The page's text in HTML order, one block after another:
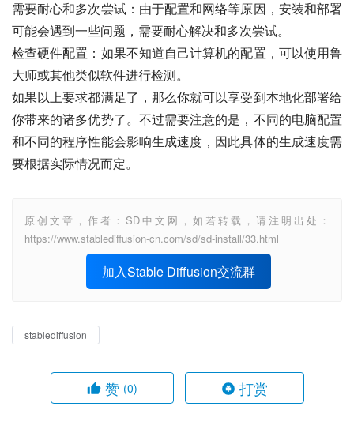
需要耐心和多次尝试：由于配置和网络等原因，安装和部署
可能会遇到一些问题，需要耐心解决和多次尝试。
检查硬件配置：如果不知道自己计算机的配置，可以使用鲁
大师或其他类似软件进行检测。
如果以上要求都满足了，那么你就可以享受到本地化部署给
你带来的诸多优势了。不过需要注意的是，不同的电脑配置
和不同的程序性能会影响生成速度，因此具体的生成速度需
要根据实际情况而定。
原创文章，作者：SD中文网，如若转载，请注明出处：
https://www.stablediffusion-cn.com/sd/sd-install/33.html
加入Stable Diffusion交流群
stablediffusion
赞 (0) 打赏